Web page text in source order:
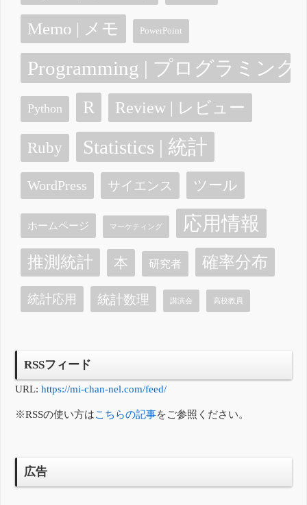
Memo | メモ PowerPoint
Programming | プログラミング
Python R Review | レビュー
Ruby Statistics | 統計
WordPress サイエンス ツール
ホームページ マーケティング 応用情報
推測統計 本 研究者 確率分布
統計応用 統計数理 講演会 高校教員
RSSフィード
URL:https://mi-chan-nel.com/feed/
※RSSの使い方はこちらの記事をご参照ください。
広告